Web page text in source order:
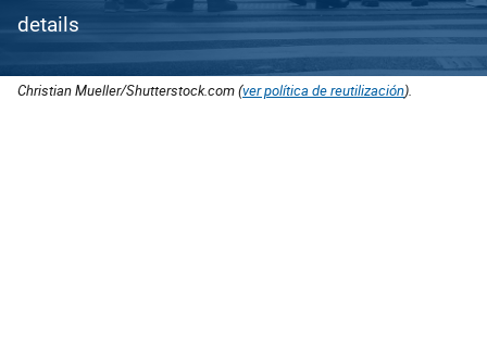
details
Christian Mueller/Shutterstock.com (ver política de reutilización).